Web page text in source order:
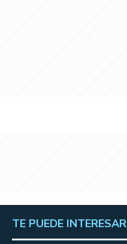
TE PUEDE INTERESAR